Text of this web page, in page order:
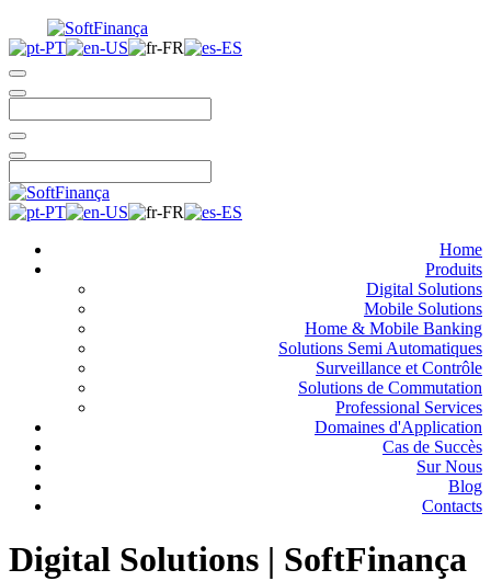
Home
Produits
Digital Solutions
Mobile Solutions
Home & Mobile Banking
Solutions Semi Automatiques
Surveillance et Contrôle
Solutions de Commutation
Professional Services
Domaines d'Application
Cas de Succès
Sur Nous
Blog
Contacts
Digital Solutions | SoftFinança